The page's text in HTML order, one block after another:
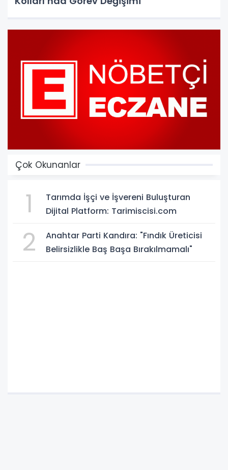
Çok Okunanlar
1
Tarımda İşçi ve İşvereni Buluşturan
Dijital Platform: Tarimiscisi.com
2
Anahtar Parti Kandıra: "Fındık Üreticisi
Belirsizlikle Baş Başa Bırakılmamalı"